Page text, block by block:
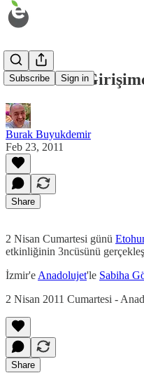
Subscribe Sign in
2 Nisan'da
Burak Buyukdemir
Feb 23, 2011
Share
2 Nisan Cumartesi günü
etkinliğinin 3ncüsünü
İzmir'e Anadolujet'le Sabiha
2 Nisan 2011 Cumartesi -
Share